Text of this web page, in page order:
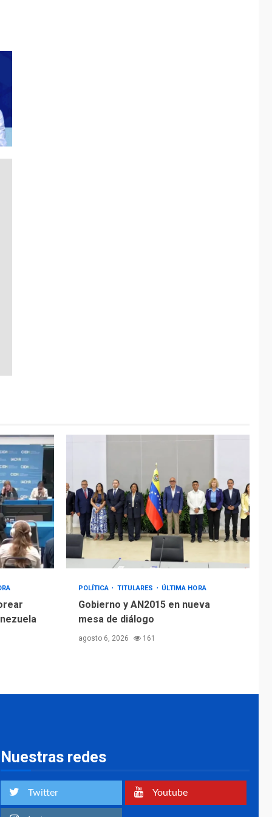
POLÍTICA TITULARES ÚLTIMA HORA
Gobierno y AN2015 en nueva
mesa de diálogo
agosto 6, 2026 161
Nuestras redes
Twitter Youtube